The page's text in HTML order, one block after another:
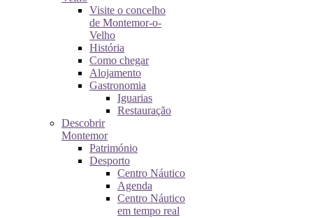
Visite o concelho
de Montemor-o-
Velho
História
Como chegar
Alojamento
Gastronomia
Iguarias
Restauração
Descobrir
Montemor
Património
Desporto
Centro Náutico
Agenda
Centro Náutico
em tempo real